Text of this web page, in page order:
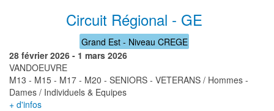
Circuit Régional - GE
Grand Est - Niveau CREGE
28 février 2026 - 1 mars 2026
VANDOEUVRE
M13 - M15 - M17 - M20 - SENIORS - VETERANS / Hommes -
Dames / Individuels & Equipes
+ d'infos